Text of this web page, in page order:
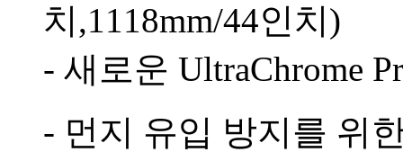
치,1118mm/44인치)
- 새로운 UltraChrome
- 먼지 유입 방지를 위